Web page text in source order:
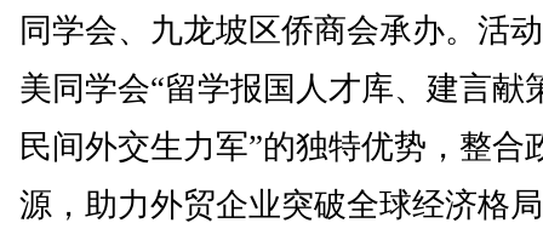
同学会、九龙坡区侨商会承办。活
美同学会“留学报国人才库、建言献
民间外交生力军”的独特优势，整合
源，助力外贸企业突破全球经济格